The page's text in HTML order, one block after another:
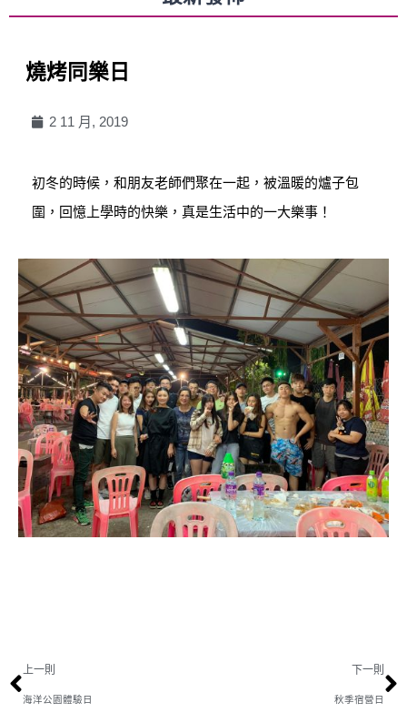
燒烤同樂日
2 11 月, 2019
初冬的時候，和朋友老師們聚在一起，被溫暖的爐子包
圍，回憶上學時的快樂，真是生活中的一大樂事！
上一則
海洋公園體驗日
下一則
秋季宿營日